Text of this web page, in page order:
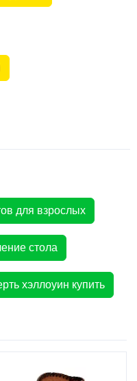
для взрослых
стола
хэллоуин купить